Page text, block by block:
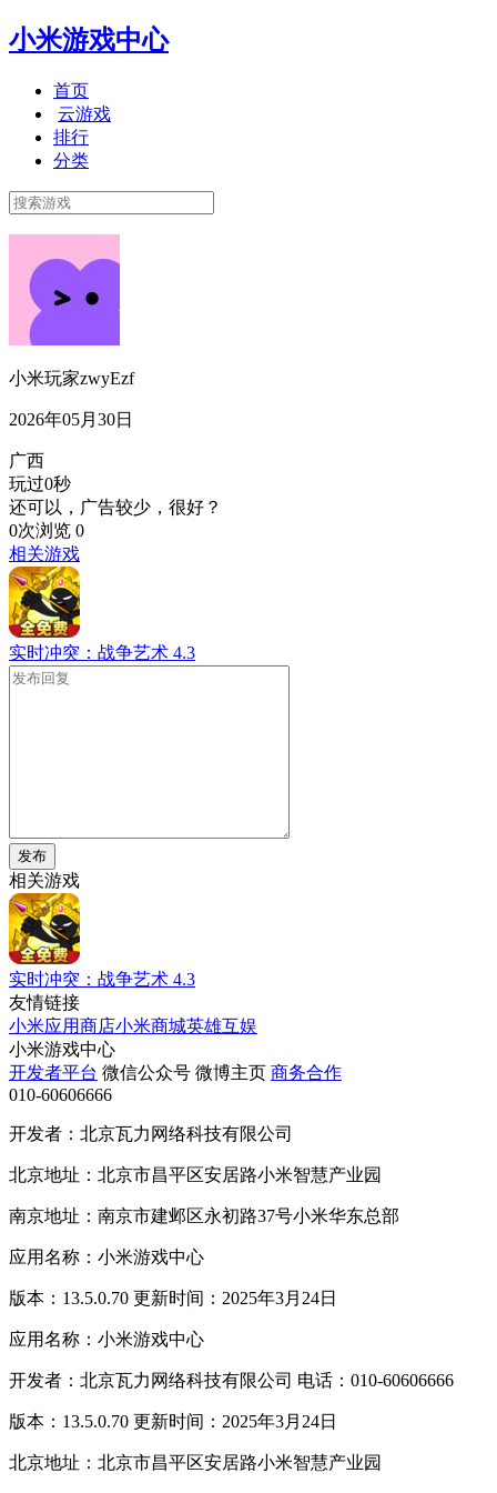
小米游戏中心
首页
云游戏
排行
分类
小米玩家zwyEzf
2026年05月30日
广西
玩过0秒
还可以，广告较少，很好？
0次浏览 0
相关游戏
实时冲突：战争艺术 4.3
发布
相关游戏
实时冲突：战争艺术 4.3
友情链接
小米应用商店小米商城英雄互娱
小米游戏中心
开发者平台 微信公众号 微博主页 商务合作
010-60606666
开发者：北京瓦力网络科技有限公司
北京地址：北京市昌平区安居路小米智慧产业园
南京地址：南京市建邺区永初路37号小米华东总部
应用名称：小米游戏中心
版本：13.5.0.70 更新时间：2025年3月24日
应用名称：小米游戏中心
开发者：北京瓦力网络科技有限公司 电话：010-60606666
版本：13.5.0.70 更新时间：2025年3月24日
北京地址：北京市昌平区安居路小米智慧产业园